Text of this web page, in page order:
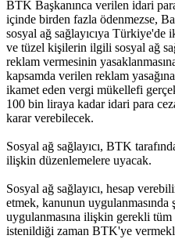
BTK Başkanınca verilen idari
içinde birden fazla ödenmezse,
sosyal ağ sağlayıcıya
ve tüzel kişilerin ilgili sosyal ağ
reklam vermesinin
kapsamda verilen reklam
ikamet eden vergi mükellefi
100 bin liraya kadar idari para
karar verebilecek.
Sosyal ağ sağlayıcı, BTK
ilişkin düzenlemelere uyacak.
Sosyal ağ sağlayıcı, hesap
etmek, kanunun uygulanmasında
uygulanmasına ilişkin gerekli
istenildiği zaman BTK'ye